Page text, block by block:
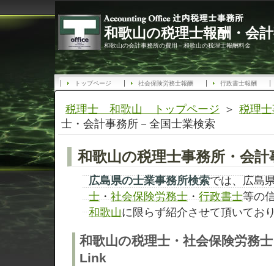
和歌山の税理士報酬・会
和歌山の会計事務所の費用－和歌山の税理士報酬料金
トップページ 社会保険労務士報酬 行政書士報酬
税理士 和歌山 トップページ ＞ 税理
士・会計事務所－全国士業検索
和歌山の税理士事務所・会
広島県の士業事務所検索では、広島
士 ・ 社会保険労務士 ・ 行政書士等の
和歌山に限らず紹介させて頂いてお
和歌山の税理士・社会保険労務
Link